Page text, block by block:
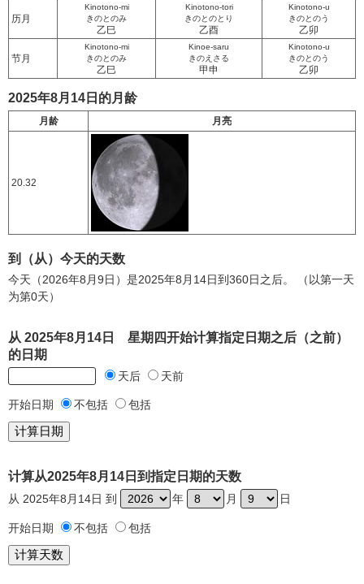
历月
Kinotono-mi
きのとのみ
乙巳
Kinotono-tori
きのとのとり
乙酉
Kinotono-u
きのとのう
乙卯
节月
Kinotono-mi
きのとのみ
乙巳
Kinoe-saru
きのえさる
甲申
Kinotono-u
きのとのう
乙卯
2025年8月14日的月龄
月龄 月亮
20.32
到（从）今天的天数
今天（2026年8月9日）是2025年8月14日到360日之后。 （以第一天
为第0天）
从 2025年8月14日 星期四开始计算指定日期之后（之前）
的日期
天后 天前
开始日期 不包括 包括
计算从2025年8月14日到指定日期的天数
从 2025年8月14日 到 年 月 日
开始日期 不包括 包括